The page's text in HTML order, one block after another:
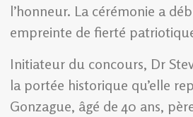
l’honneur. La cérémonie a
empreinte de fierté
Initiateur du concours, Dr
la portée historique qu’elle
Gonzague, âgé de 40 ans,